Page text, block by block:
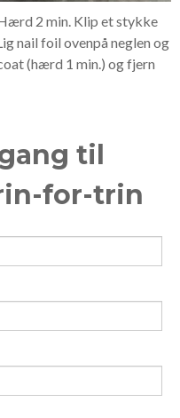
2 min. Klip et stykke
nail foil ovenpå neglen og
(hærd 1 min.) og fjern
til
for-trin